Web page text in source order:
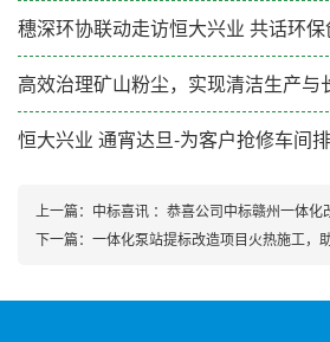
穗深环协联动走访恒大兴业 共话环
高效治理矿山粉尘，实现清洁生产与
上一篇： 中标喜讯 ：恭喜公司中标赣州一体化
下一篇： 一体化泵站提标改造项目火热施工，